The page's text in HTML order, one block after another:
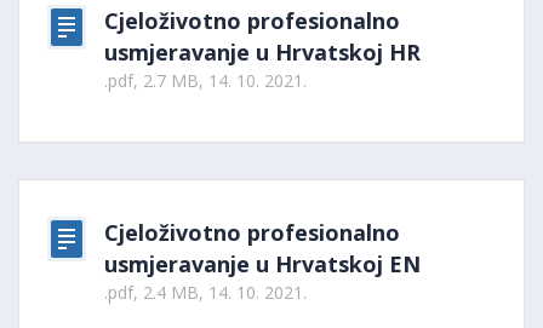
Cjeloživotno profesionalno
usmjeravanje u Hrvatskoj HR
.pdf, 2.7 MB, 14. 10. 2021.
Cjeloživotno profesionalno
usmjeravanje u Hrvatskoj EN
.pdf, 2.4 MB, 14. 10. 2021.